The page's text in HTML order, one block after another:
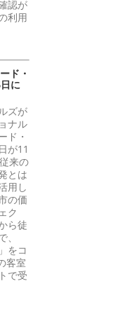
認が
利用
ド・
に
ズが
ナル
ド・
が11
来の
とは
用し
の価
ク
ら徒
をコ
客室
で受